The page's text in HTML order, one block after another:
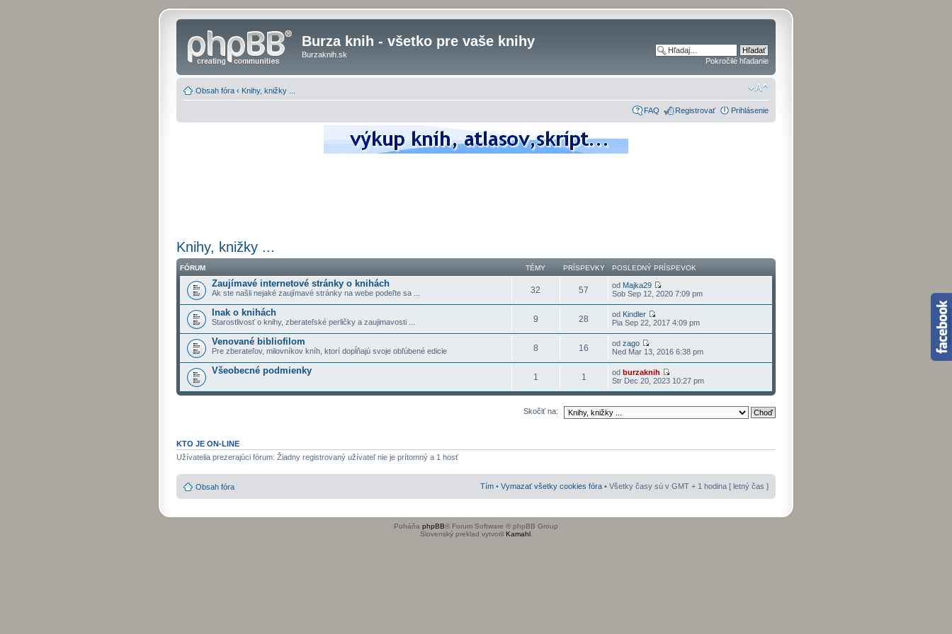
Burza knih - všetko pre vaše knihy
Burzaknih.sk
Pokročilé hľadanie
Obsah fóra ‹ Knihy, knižky ...
FAQ Registrovať Prihlásenie
Knihy, knižky ...
FÓRUM TÉMY PRÍSPEVKY POSLEDNÝ PRÍSPEVOK
Zaujímavé internetové stránky o knihách
Ak ste našli nejaké zaujímavé stránky na webe podeľte sa ... 32 57 od Majka29
Sob Sep 12, 2020 7:09 pm
Inak o knihách
Starostlivosť o knihy, zberateľské perličky a zaujimavosti ... 9 28 od Kindler
Pia Sep 22, 2017 4:09 pm
Venované bibliofilom
Pre zberateľov, milovníkov kníh, ktorí dopĺňajú svoje obľúbené edicie 8 16 od zago
Ned Mar 13, 2016 6:38 pm
Všeobecné podmienky
1 1 od burzaknih
Str Dec 20, 2023 10:27 pm
Skočiť na:
KTO JE ON-LINE
Užívatelia prezerajúci fórum: Žiadny registrovaný užívateľ nie je prítomný a 1 hosť
Obsah fóra Tím • Vymazať všetky cookies fóra • Všetky časy sú v GMT + 1 hodina [ letný čas ]
Poháňa phpBB® Forum Software © phpBB Group
Slovenský preklad vytvoril Kamahl.